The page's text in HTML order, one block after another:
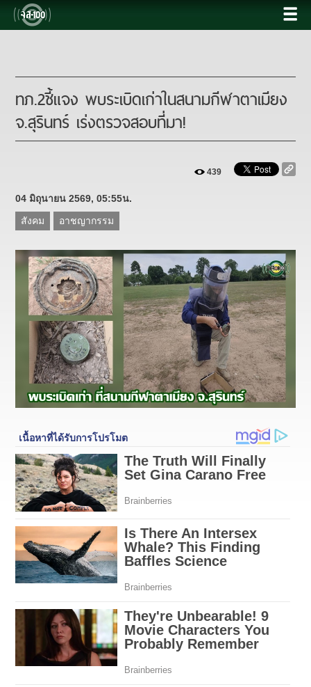
ทภ.2ชี้แจง พบระเบิดเก่าในสนามกีฬาตาเมียง
จ.สุรินทร์ เร่งตรวจสอบที่มา!
439
04 มิถุนายน 2569, 05:55น.
สังคม
อาชญากรรม